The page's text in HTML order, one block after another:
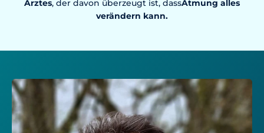
Arztes, der davon überzeugt ist, dassAtmung alles
verändern kann.